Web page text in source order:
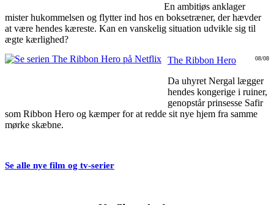
En ambitiøs anklager
mister hukommelsen og flytter ind hos en boksetræner, der hævder
at være hendes kæreste. Kan en vanskelig situation udvikle sig til
ægte kærlighed?
08/08
The Ribbon Hero
Da uhyret Nergal lægger
hendes kongerige i ruiner,
genopstår prinsesse Safir
som Ribbon Hero og kæmper for at redde sit nye hjem fra samme
mørke skæbne.
Se alle nye film og tv-serier